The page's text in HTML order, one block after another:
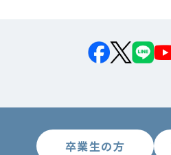
卒業生の方